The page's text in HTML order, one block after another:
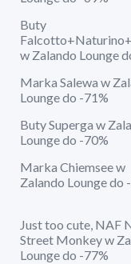
Buty
w Zalando Lounge
Marka Salewa w
Lounge do -71%
Buty Superga w
Lounge do -70%
Marka Chiemsee w
Zalando Lounge do
Just too cute, NAF
Street Monkey w
Lounge do -77%